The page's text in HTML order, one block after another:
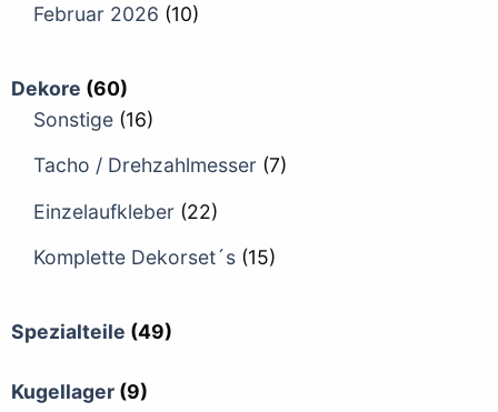
Februar 2026 (10)
Dekore (60)
Sonstige (16)
Tacho / Drehzahlmesser (7)
Einzelaufkleber (22)
Komplette Dekorset´s (15)
Spezialteile (49)
Kugellager (9)